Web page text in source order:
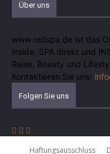
Über uns
www.redspa.de ist das
inside, SPA direkt und
Reise, Beauty und
Kontaktieren Sie uns:
Folgen Sie uns
Haftungsausschluss